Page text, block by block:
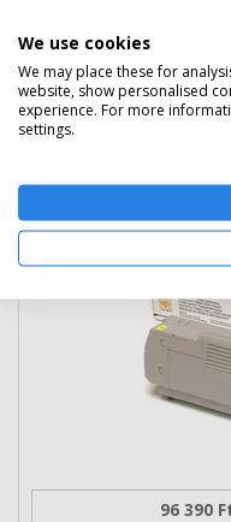
96 390
We use cookies
We may place these for
website, show personalised
experience. For more
settings.